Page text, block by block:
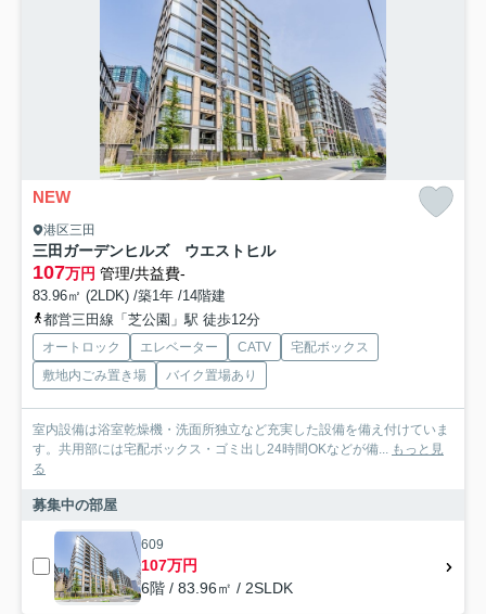
NEW
港区三田
三田ガーデンヒルズ ウエストヒル
107万円 管理/共益費-
83.96㎡ (2LDK) /築1年 /14階建
都営三田線「芝公園」駅 徒歩12分
オートロック エレベーター CATV
宅配ボックス
敷地内ごみ置き場
バイク置場あり
室内設備は浴室乾燥機・洗面所独立など充実した設備を備え付けていま
す。共用部には宅配ボックス・ゴミ出し24時間OKなどが備...
もっと見
る
募集中の部屋
609
107万円
6階 / 83.96㎡ / 2SLDK